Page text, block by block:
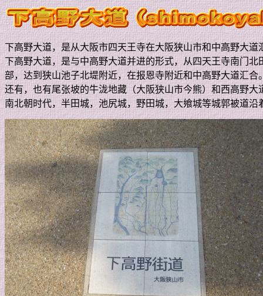
下高野大道，是从大阪市四天王寺在大阪狭山市和中高野大道
下高野大道，是与中高野大道并进的形式，从四天王寺南门
部，达到狭山池子北堤附近，在报恩寺附近和中高野大道汇合
还有，也有尾张坡的牛泷地藏（大阪狭山市今熊）和西高野大
南北朝时代，半田城，池尻城，野田城，大飨城等城郭被道沿